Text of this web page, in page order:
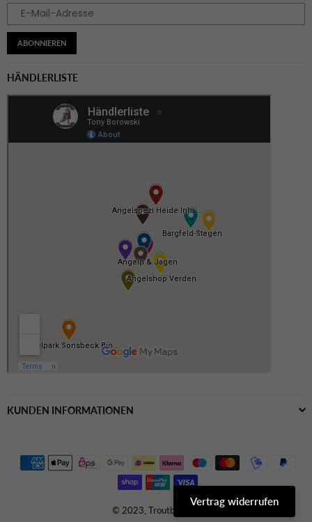
ABONNIEREN
HÄNDLERLISTE
KUNDEN INFORMATIONEN
© 2023, Troutbaits.de
Vertrag widerrufen